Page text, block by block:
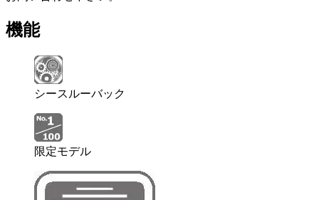
機能
シースルーバック
限定モデル